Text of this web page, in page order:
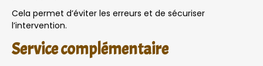
Cela permet d’éviter les erreurs et de sécuriser
l’intervention.
Service complémentaire